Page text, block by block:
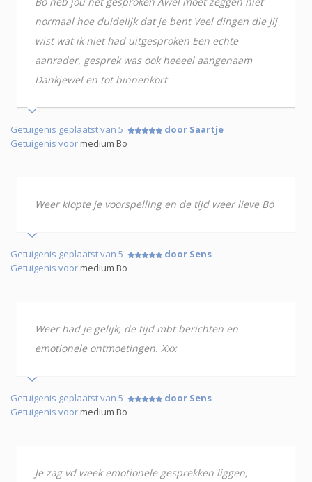
normaal hoe duidelijk dat je bent Veel dingen die jij
wist wat ik niet had uitgesproken Een echte
aanrader, gesprek was ook heeeel aangenaam
Dankjewel en tot binnenkort
Getuigenis geplaatst van 5
door Saartje
Getuigenis voormedium Bo
Weer klopte je voorspelling en de tijd weer lieve Bo
Getuigenis geplaatst van 5
door Sens
Getuigenis voormedium Bo
Weer had je gelijk, de tijd mbt berichten en
emotionele ontmoetingen. Xxx
Getuigenis geplaatst van 5
door Sens
Getuigenis voormedium Bo
Je zag vd week emotionele gesprekken liggen,